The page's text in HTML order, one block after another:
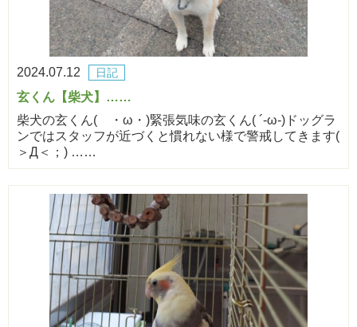
2024.07.12 日記
玄くん【柴犬】……
柴犬の玄くん( ・ω・)緊張気味の玄くん( ´-ω-)ドッグラ
ンではスタッフが近づくと慣れない様で警戒してきます(
＞Д＜；) ……